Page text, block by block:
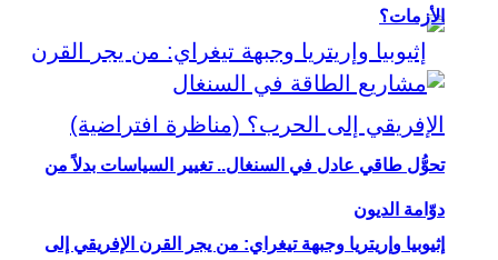
إثيوبيا وإريتريا وجبهة تيغراي: من يجر القرن الإفريقي إلى
الأزمات؟
تحوُّل طاقي عادل في السنغال.. تغيير السياسات بدلاً من
دوّامة الديون